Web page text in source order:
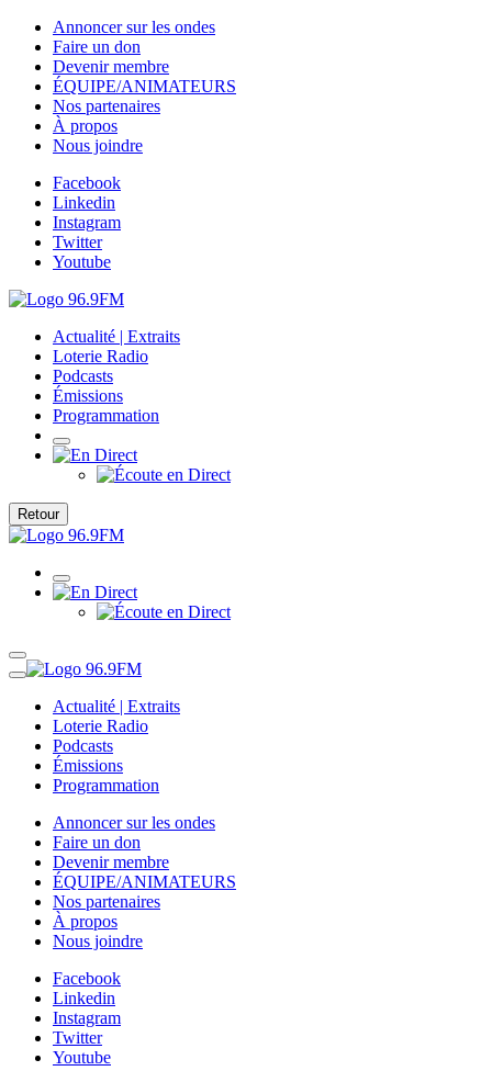
Annoncer sur les ondes
Faire un don
Devenir membre
ÉQUIPE/ANIMATEURS
Nos partenaires
À propos
Nous joindre
Facebook
Linkedin
Instagram
Twitter
Youtube
Actualité | Extraits
Loterie Radio
Podcasts
Émissions
Programmation
Retour
Actualité | Extraits
Loterie Radio
Podcasts
Émissions
Programmation
Annoncer sur les ondes
Faire un don
Devenir membre
ÉQUIPE/ANIMATEURS
Nos partenaires
À propos
Nous joindre
Facebook
Linkedin
Instagram
Twitter
Youtube